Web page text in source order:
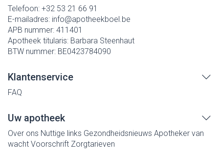
Telefoon: +32 53 21 66 91
E-mailadres: info@apotheekboel.be
APB nummer: 411401
Apotheek titularis: Barbara Steenhaut
BTW nummer: BE0423784090
Klantenservice
FAQ
Uw apotheek
Over ons Nuttige links Gezondheidsnieuws Apotheker van
wacht Voorschrift Zorgtarieven